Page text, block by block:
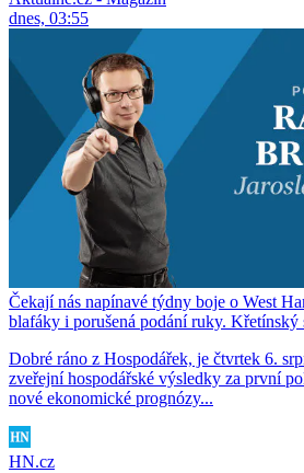
dnes, 03:55
Čekají nás napínavé týdny boje o West
blafáky i porušená podání ruky. Křetínský
Dobré ráno z Hospodářek, je čtvrtek 6.
zveřejní hospodářské výsledky za první
nové ekonomické prognózy...
HN.cz